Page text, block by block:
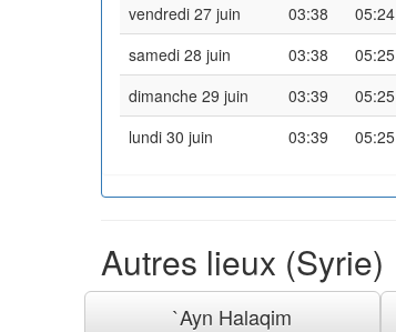
vendredi 27 juin
03:38 05:24
samedi 28 juin
03:38 05:25
dimanche 29 juin
03:39 05:25
lundi 30 juin
03:39 05:25
Autres lieux (Syrie)
`Ayn Halaqim